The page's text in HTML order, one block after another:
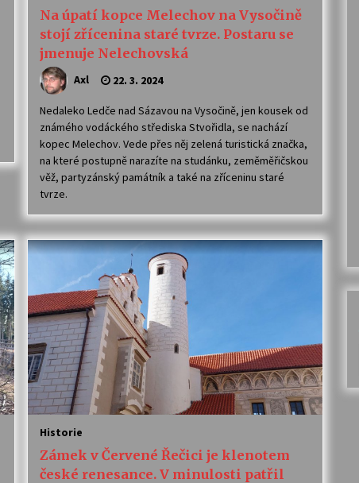
Na úpatí kopce Melechov na Vysočině
stojí zřícenina staré tvrze. Postaru se
jmenuje Nelechovská
Axl 22. 3. 2024
Nedaleko Ledče nad Sázavou na Vysočině, jen kousek od
známého vodáckého střediska Stvořidla, se nachází
kopec Melechov. Vede přes něj zelená turistická značka,
na které postupně narazíte na studánku, zeměměřičskou
věž, partyzánský památník a také na zříceninu staré
tvrze.
Historie
Zámek v Červené Řečici je klenotem
české renesance. V minulosti patřil